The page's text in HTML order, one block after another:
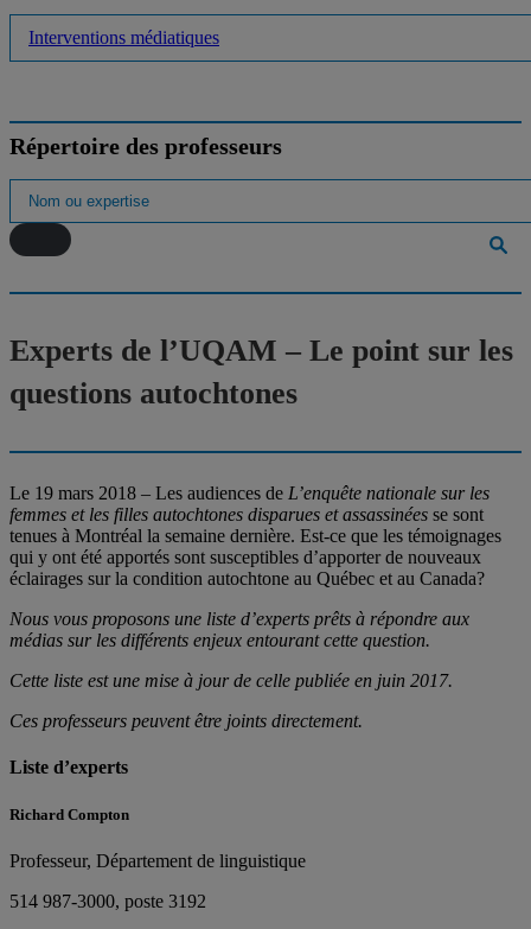
Interventions médiatiques
Répertoire des professeurs
Experts de l’UQAM – Le point sur les
questions autochtones
Le 19 mars 2018 – Les audiences de L’enquête nationale sur les
femmes et les filles autochtones disparues et assassinées se sont
tenues à Montréal la semaine dernière. Est-ce que les témoignages
qui y ont été apportés sont susceptibles d’apporter de nouveaux
éclairages sur la condition autochtone au Québec et au Canada?
Nous vous proposons une liste d’experts prêts à répondre aux
médias sur les différents enjeux entourant cette question.
Cette liste est une mise à jour de celle publiée en juin 2017.
Ces professeurs peuvent être joints directement.
Liste d’experts
Richard Compton
Professeur, Département de linguistique
514 987-3000, poste 3192